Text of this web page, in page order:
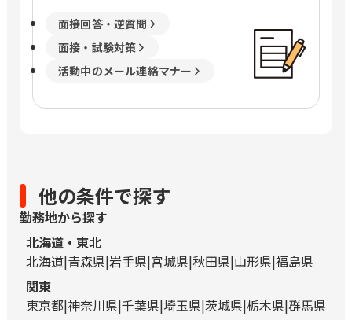
面接回答・逆質問
面接・試験対策
活動中のメール連絡マナー
他の条件で探す
勤務地から探す
北海道・東北
北海道 青森県 岩手県 宮城県 秋田県 山形県 福島県
関東
東京都 神奈川県 千葉県 埼玉県 茨城県 栃木県 群馬県